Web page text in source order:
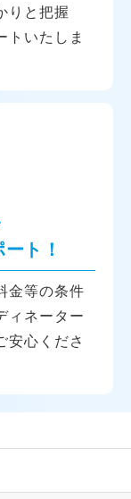
りと把握
トいたしま
ト！
金等の条件
ィネーター
安心くださ